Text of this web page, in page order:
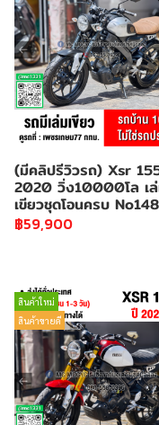
(มีคลิปรีวิวรถ) Xsr
2020 วิ่ง10000โล เ
เขียวชุดโอนครบ
฿59,900
สินค้าใหม่
สินค้าขายดี